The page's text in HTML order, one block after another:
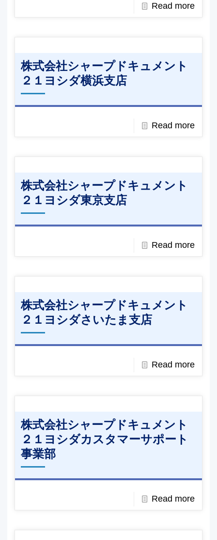
Read more
株式会社シャープドキュメント
２１ヨシダ横浜支店
Read more
株式会社シャープドキュメント
２１ヨシダ東京支店
Read more
株式会社シャープドキュメント
２１ヨシダさいたま支店
Read more
株式会社シャープドキュメント
２１ヨシダカスタマーサポート
事業部
Read more